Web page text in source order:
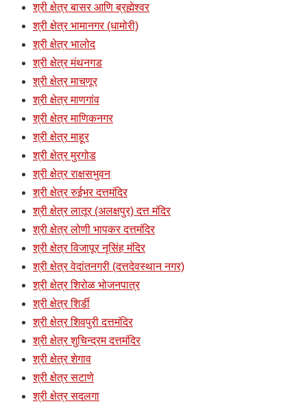
श्री क्षेत्र बासर आणि ब्रह्मेश्वर
श्री क्षेत्र भामानगर (धामोरी)
श्री क्षेत्र भालोद
श्री क्षेत्र मंथनगड
श्री क्षेत्र माचणूर
श्री क्षेत्र माणगांव
श्री क्षेत्र माणिकनगर
श्री क्षेत्र माहूर
श्री क्षेत्र मुरगोड
श्री क्षेत्र राक्षसभुवन
श्री क्षेत्र रुईभर दत्तमंदिर
श्री क्षेत्र लातूर (अलक्षपुर) दत्त मंदिर
श्री क्षेत्र लोणी भापकर दत्तमंदिर
श्री क्षेत्र विजापूर नृसिंह मंदिर
श्री क्षेत्र वेदांतनगरी (दत्तदेवस्थान नगर)
श्री क्षेत्र शिरोळ भोजनपात्र
श्री क्षेत्र शिर्डी
श्री क्षेत्र शिवपुरी दत्तमंदिर
श्री क्षेत्र शुचिन्द्रम दत्तमंदिर
श्री क्षेत्र शेगाव
श्री क्षेत्र सटाणे
श्री क्षेत्र सदलगा